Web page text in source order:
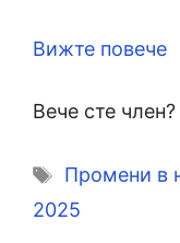
Вижте повече
Вече сте член?
Етикети
Промени в
2025